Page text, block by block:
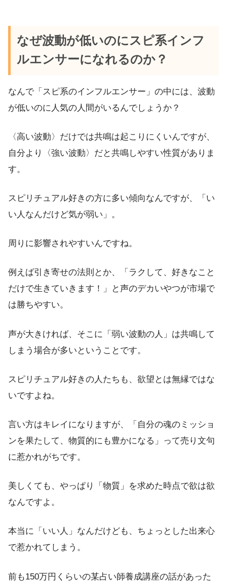
なぜ波動が低いのにスピ系インフ
ルエンサーになれるのか？
なんで「スピ系のインフルエンサー」の中には、波動
が低いのに人気の人間がいるんでしょうか？
〈高い波動〉だけでは共鳴は起こりにくいんですが、
自分より〈強い波動〉だと共鳴しやすい性質がありま
す。
スピリチュアル好きの方に多い傾向なんですが、「い
い人なんだけど気が弱い」。
周りに影響されやすいんですね。
例えば引き寄せの法則とか、「ラクして、好きなこと
だけで生きていきます！」と声のデカいやつが市場で
は勝ちやすい。
声が大きければ、そこに「弱い波動の人」は共鳴して
しまう場合が多いということです。
スピリチュアル好きの人たちも、欲望とは無縁ではな
いですよね。
言い方はキレイになりますが、「自分の魂のミッショ
ンを果たして、物質的にも豊かになる」って売り文句
に惹かれがちです。
美しくても、やっぱり「物質」を求めた時点で欲は欲
なんですよ。
本当に「いい人」なんだけども、ちょっとした出来心
で惹かれてしまう。
前も150万円くらいの某占い師養成講座の話があった